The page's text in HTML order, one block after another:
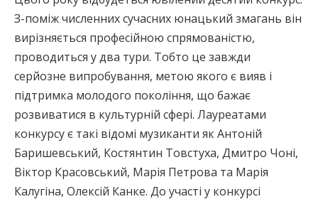
З-поміж численних сучасних юнацький змагань він
вирізняється професійною спрямованістю,
проводиться у два тури. Тобто це завжди
серйозне випробування, метою якого є вияв і
підтримка молодого покоління, що бажає
розвиватися в культурній сфері. Лауреатами
конкурсу є такі відомі музиканти як Антоній
Баришевський, Костянтин Товстуха, Дмитро Чоні,
Віктор Красовський, Марія Петрова та Марія
Калугіна, Олексій Канке. До участі у конкурсі